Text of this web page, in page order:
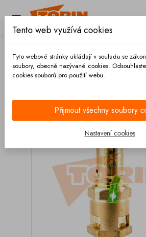

Tento web využívá cookies
Tyto webové stránky ukládají v souladu se
soubory, obecně nazývané cookies.
cookies souborů pro použití webu.
Přijmout všechny soubory
Nastavení cookies